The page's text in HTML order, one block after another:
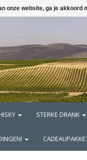
STERKE DRANK
onze website, ga je